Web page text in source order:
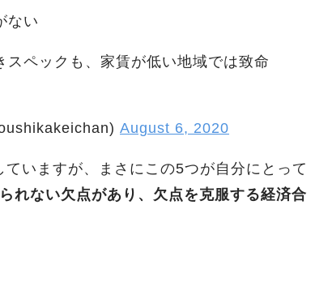
ない
スペックも、家賃が低い地域では致命
August 6, 2020
いますが、まさにこの5つが自分にとって
れない欠点があり、欠点を克服する経済合